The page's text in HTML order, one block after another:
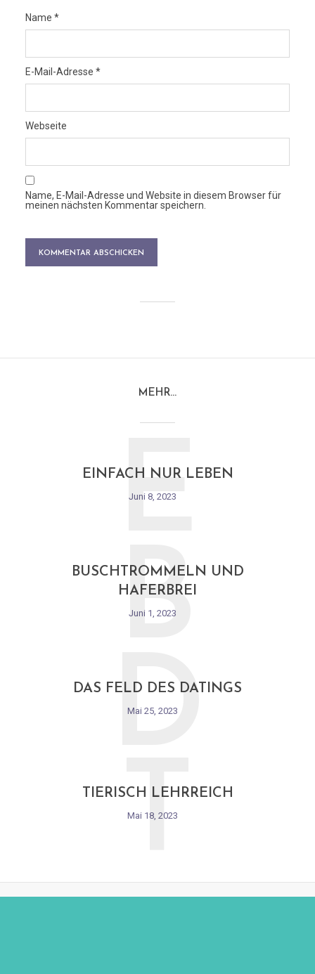
Name *
E-Mail-Adresse *
Webseite
Name, E-Mail-Adresse und Website in diesem Browser für
meinen nächsten Kommentar speichern.
MEHR…
EINFACH NUR LEBEN
Juni 8, 2023
E
BUSCHTROMMELN UND
HAFERBREI
Juni 1, 2023
B
DAS FELD DES DATINGS
Mai 25, 2023
D
TIERISCH LEHRREICH
Mai 18, 2023
T